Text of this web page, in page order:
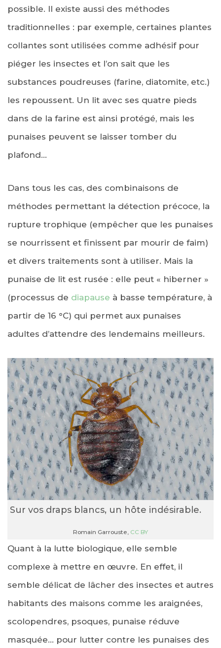
possible. Il existe aussi des méthodes
traditionnelles : par exemple, certaines plantes
collantes sont utilisées comme adhésif pour
piéger les insectes et l’on sait que les
substances poudreuses (farine, diatomite, etc.)
les repoussent. Un lit avec ses quatre pieds
dans de la farine est ainsi protégé, mais les
punaises peuvent se laisser tomber du
plafond…
Dans tous les cas, des combinaisons de
méthodes permettant la détection précoce, la
rupture trophique (empêcher que les punaises
se nourrissent et finissent par mourir de faim)
et divers traitements sont à utiliser. Mais la
punaise de lit est rusée : elle peut « hiberner »
(processus de diapause à basse température, à
partir de 16 °C) qui permet aux punaises
adultes d’attendre des lendemains meilleurs.
Sur vos draps blancs, un hôte indésirable.
Romain Garrouste, CC BY
Quant à la lutte biologique, elle semble
complexe à mettre en œuvre. En effet, il
semble délicat de lâcher des insectes et autres
habitants des maisons comme les araignées,
scolopendres, psoques, punaise réduve
masquée… pour lutter contre les punaises des